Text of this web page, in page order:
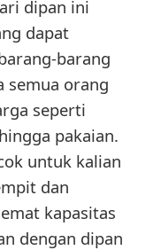
dipan ini
dapat
barang
semua orang
seperti
pakaian.
untuk kalian
dan
kapasitas
dengan dipan